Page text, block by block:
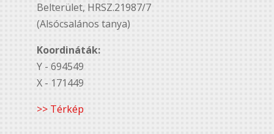
Belterület, HRSZ.21987/7
(Alsócsalános tanya)
Koordináták:
Y - 694549
X - 171449
>> Térkép